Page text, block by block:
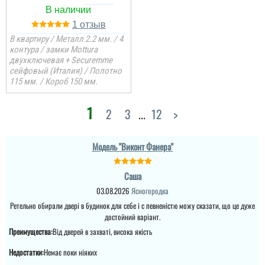
Денис
виконання данних
дверей , нічого більше
полотно і короб , то
відпадають всі питання
які двері повинні бути в
ВИЩОМУ РІВНІ ! Бажаю
процвітання компанії
1
В квартиру / Металл 2.2 мм. / 4
контура / замки Mottura
двухключевая + Securemme
сейфовый (Италия) / Полотно
115 мм. / Короб 150 мм.
1 2 3 ... 12 >
Модель "Виконт Фанера"
Саша
03.08.2026 Ясногородка
Ретельно обирали двері в будинок для себе і с певненістю можу сказати, що це дуже
достойний варіант.
Преимущества:Від дверей в захваті, висока якість
Недостатки:Немає поки ніяких